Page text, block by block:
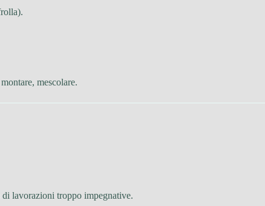
mescolare.
lavorazioni troppo impegnative.